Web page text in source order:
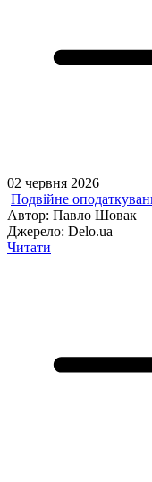
02 червня 2026
Подвійне
Автор: Павло Шовак
Джерело: Delo.ua
Читати